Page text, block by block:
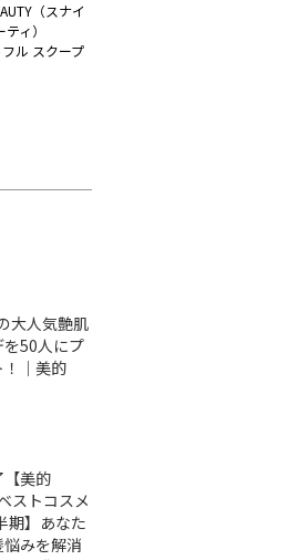
（スナイ
ィ）
ル スクープ
大人気艶肌
を50人にプ
！｜美的
美的
ストコスメ
期】あなた
みを解消